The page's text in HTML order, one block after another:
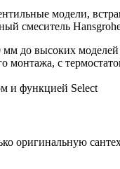
модели,
смеситель
мм до высоких
монтажа, с
и функцией Select
оригинальную